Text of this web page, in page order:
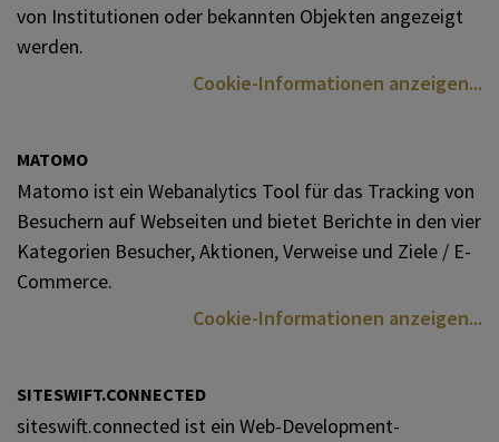
von Institutionen oder bekannten Objekten angezeigt
werden.
Cookie-Informationen anzeigen
MATOMO
Matomo ist ein Webanalytics Tool für das Tracking von
Besuchern auf Webseiten und bietet Berichte in den vier
Kategorien Besucher, Aktionen, Verweise und Ziele / E-
Commerce.
Cookie-Informationen anzeigen
SITESWIFT.CONNECTED
siteswift.connected ist ein Web-Development-